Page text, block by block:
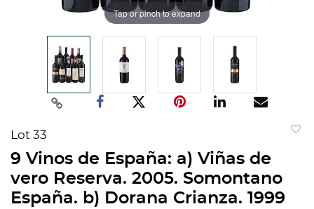
Tap or pinch to expand
Lot 33
9 Vinos de España: a) Viñas de
vero Reserva. 2005. Somontano
España. b) Dorana Crianza. 1999